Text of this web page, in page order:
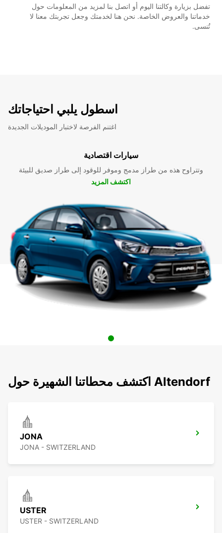
تفضل بزيارة وكالتنا اليوم أو اتصل بنا لمزيد من المعلومات حول
خدماتنا والعروض الخاصة. نحن هنا لخدمتك وجعل تجربتك معنا لا
تُنسى.
اسطول يلبي احتياجاتك
اغتنم الفرصة لاختبار الموديلات الجديدة
سيارات اقتصادية
وتتراوح هذه من طراز مدمج وموفر للوقود إلى طراز صديق للبيئة
اكتشف المزيد
اكتشف محطاتنا الشهيرة حول Altendorf
JONA
JONA - SWITZERLAND
USTER
USTER - SWITZERLAND